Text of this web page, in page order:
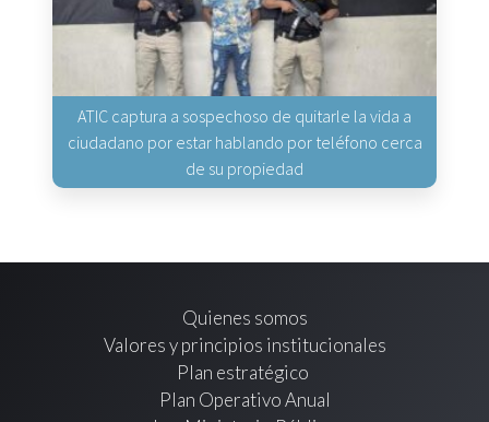
ATIC captura a sospechoso de quitarle la vida a
ciudadano por estar hablando por teléfono cerca
de su propiedad
Quienes somos
Valores y principios institucionales
Plan estratégico
Plan Operativo Anual